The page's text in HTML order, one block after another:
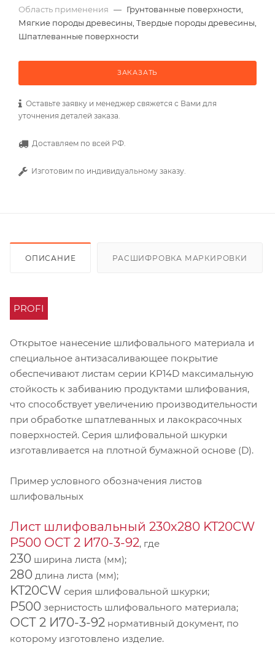
Область применения — Грунтованные поверхности,
Мягкие породы древесины, Твердые породы древесины,
Шпатлеванные поверхности
ЗАКАЗАТЬ
Оставьте заявку и менеджер свяжется с Вами для
уточнения деталей заказа.
Доставляем по всей РФ.
Изготовим по индивидуальному заказу.
ОПИСАНИЕ РАСШИФРОВКА МАРКИРОВКИ
PROFI
Открытое нанесение шлифовального материала и
специальное антизасаливающее покрытие
обеспечивают листам серии KP14D максимальную
стойкость к забиванию продуктами шлифования,
что способствует увеличению производительности
при обработке шпатлеванных и лакокрасочных
поверхностей. Серия шлифовальной шкурки
изготавливается на плотной бумажной основе (D).
Пример условного обозначения листов
шлифовальных
Лист шлифовальный 230х280 KT20CW
P500 ОСТ 2 И70-3-92, где
230 ширина листа (мм);
280 длина листа (мм);
KT20CW серия шлифовальной шкурки;
P500 зернистость шлифовального материала;
ОСТ 2 И70-3-92 нормативный документ, по
которому изготовлено изделие.